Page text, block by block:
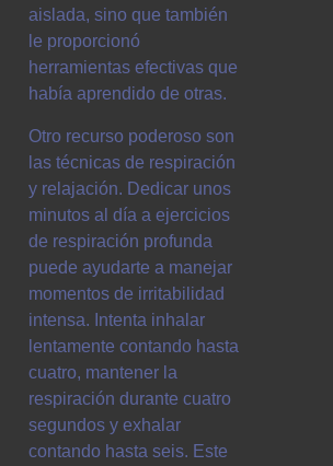
aislada, sino que también
le proporcionó
herramientas efectivas que
había aprendido de otras.
Otro recurso poderoso son
las técnicas de respiración
y relajación. Dedicar unos
minutos al día a ejercicios
de respiración profunda
puede ayudarte a manejar
momentos de irritabilidad
intensa. Intenta inhalar
lentamente contando hasta
cuatro, mantener la
respiración durante cuatro
segundos y exhalar
contando hasta seis. Este